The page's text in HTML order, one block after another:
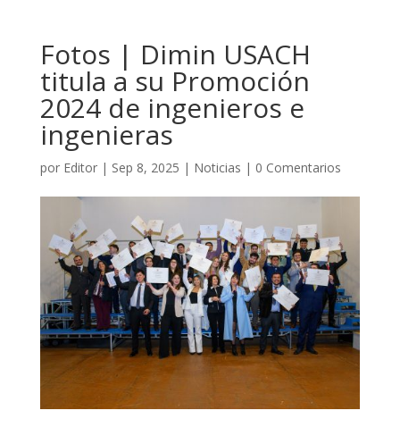
Fotos | Dimin USACH
titula a su Promoción
2024 de ingenieros e
ingenieras
por Editor| Sep 8, 2025 | Noticias | 0 Comentarios